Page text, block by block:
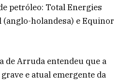
petróleo: Total Energies
(anglo-holandesa) e Equinor
de Arruda entendeu que a
e atual emergente da